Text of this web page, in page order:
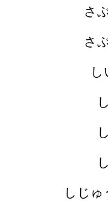
さ
さ
しじ